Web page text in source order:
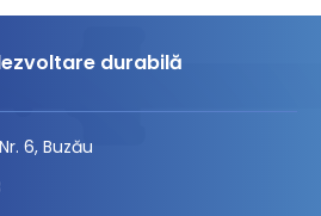
durabilă
6, Buzău